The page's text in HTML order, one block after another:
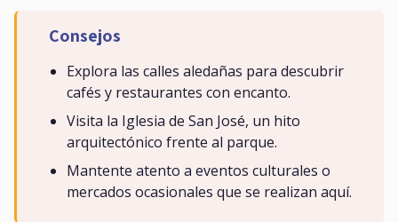
Consejos
Explora las calles aledañas para descubrir
cafés y restaurantes con encanto.
Visita la Iglesia de San José, un hito
arquitectónico frente al parque.
Mantente atento a eventos culturales o
mercados ocasionales que se realizan aquí.